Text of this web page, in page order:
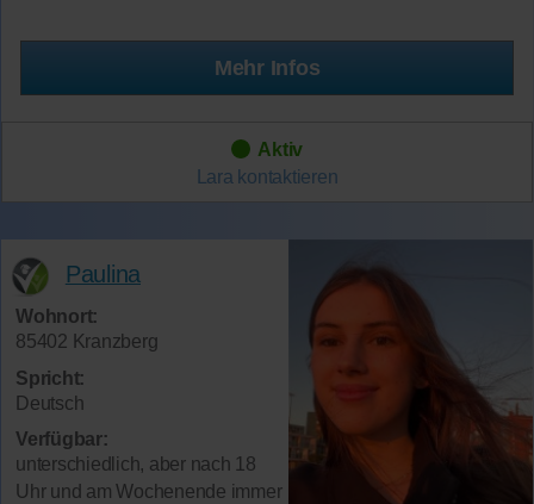
Mehr Infos
Aktiv
Lara kontaktieren
Paulina
Wohnort:
85402 Kranzberg
Spricht:
Deutsch
Verfügbar:
unterschiedlich, aber nach 18
Uhr und am Wochenende immer